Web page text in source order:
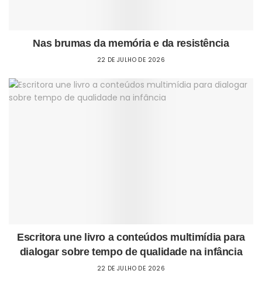
Nas brumas da memória e da resistência
22 DE JULHO DE 2026
Escritora une livro a conteúdos multimídia para
dialogar sobre tempo de qualidade na infância
22 DE JULHO DE 2026